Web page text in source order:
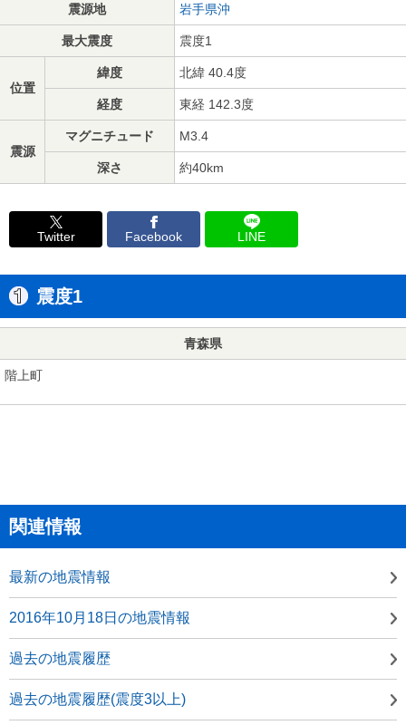
震源地 岩手県沖
最大震度 震度1
位置
緯度 北緯 40.4度
経度 東経 142.3度
震源
マグニチュード M3.4
深さ 約40km
Twitter Facebook LINE
震度1
青森県
階上町
関連情報
最新の地震情報
2016年10月18日の地震情報
過去の地震履歴
過去の地震履歴(震度3以上)